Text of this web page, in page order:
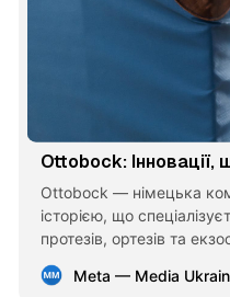
Ottobock:
Ottobock — німецька
історією, що
протезів, ортезів та
мобільності та якості
Meta — Media